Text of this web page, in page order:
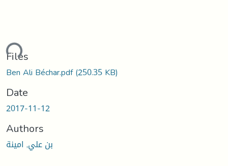
Files
Ben Ali Béchar.pdf(250.35 KB)
Date
2017-11-12
Authors
بن علي, امينة